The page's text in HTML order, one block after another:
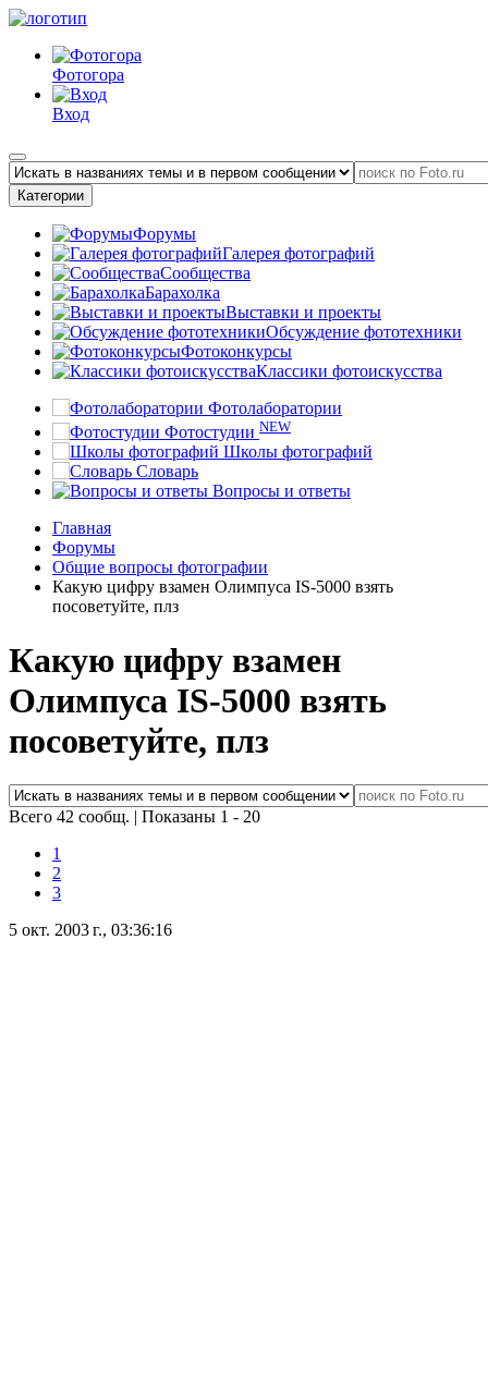
Фотогора
Вход
Категории
Форумы
Галерея фотографий
Сообщества
Барахолка
Выставки и проекты
Обсуждение фототехники
Фотоконкурсы
Классики фотоискусства
Фотолаборатории
Фотостудии NEW
Школы фотографий
Словарь
Вопросы и ответы
Главная
Форумы
Общие вопросы фотографии
Какую цифру взамен Олимпуса IS-5000 взять
посоветуйте, плз
Какую цифру взамен
Олимпуса IS-5000 взять
посоветуйте, плз
Всего 42 сообщ. | Показаны 1 - 20
1
2
3
5 окт. 2003 г., 03:36:16